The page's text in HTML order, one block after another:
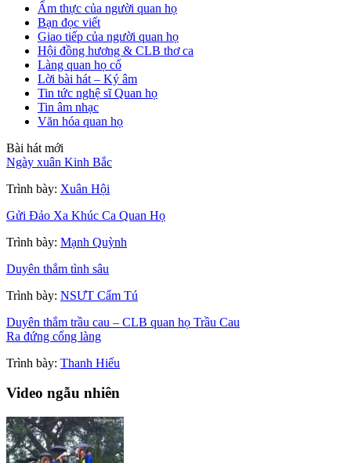
Ẩm thực của người quan họ
Bạn đọc viết
Giao tiếp của người quan họ
Hội đồng hương & CLB thơ ca
Làng quan họ cổ
Lời bài hát – Ký âm
Tin tức nghệ sĩ Quan họ
Tin âm nhạc
Văn hóa quan họ
Bài hát mới
Ngày xuân Kinh Bắc
Trình bày: Xuân Hội
Gửi Đảo Xa Khúc Ca Quan Họ
Trình bày: Mạnh Quỳnh
Duyên thắm tình sâu
Trình bày: NSƯT Cẩm Tú
Duyên thắm trầu cau – CLB quan họ Trầu Cau
Ra đứng cổng làng
Trình bày: Thanh Hiếu
Video ngẫu nhiên